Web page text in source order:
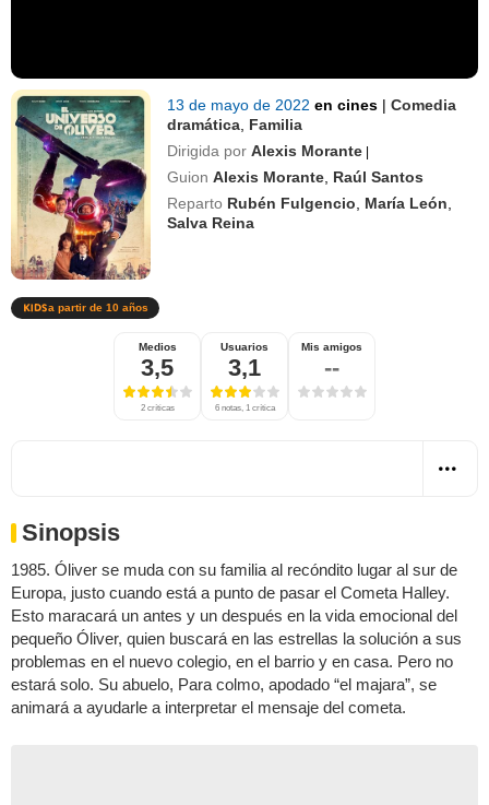
13 de mayo de 2022en cines | Comedia
dramática Familia
Dirigida por Alexis Morante |
Guion Alexis Morante Raúl Santos
Reparto Rubén Fulgencio María León
Salva Reina
a partir de 10 años
Medios
3,5
2 críticas
Usuarios
3,1
6 notas, 1 crítica
Mis amigos
--
Sinopsis
1985. Óliver se muda con su familia al recóndito lugar al sur de
Europa, justo cuando está a punto de pasar el Cometa Halley.
Esto maracará un antes y un después en la vida emocional del
pequeño Óliver, quien buscará en las estrellas la solución a sus
problemas en el nuevo colegio, en el barrio y en casa. Pero no
estará solo. Su abuelo, Para colmo, apodado “el majara”, se
animará a ayudarle a interpretar el mensaje del cometa.